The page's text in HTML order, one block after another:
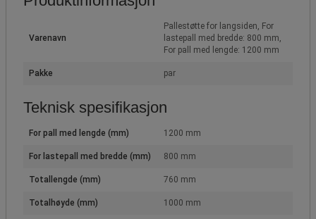
Varenavn
Pallestøtte for langsiden, For
lastepall med bredde: 800 mm,
For pall med lengde: 1200 mm
Pakke par
Teknisk spesifikasjon
For pall med lengde (mm) 1200 mm
For lastepall med bredde (mm) 800 mm
Totallengde (mm) 760 mm
Totalhøyde (mm) 1000 mm